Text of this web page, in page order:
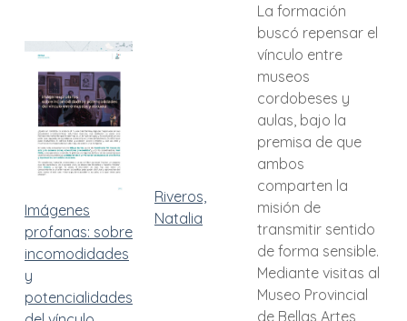
Imágenes
profanas: sobre
incomodidades
y
potencialidades
Riveros,
Natalia
La formación
buscó repensar el
vínculo entre
museos
cordobeses y
aulas, bajo la
premisa de que
ambos
comparten la
misión de
transmitir sentido
de forma sensible.
Mediante visitas al
Museo Provincial
de Bellas Artes